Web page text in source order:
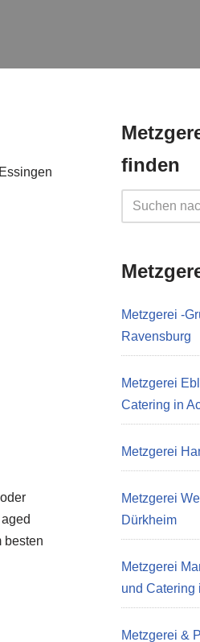
besten
finden
Metzgerei -
Ravensburg
Metzgerei
Catering in
Metzgerei
Metzgerei
Dürkheim
Metzgerei
und Catering
Metzgerei &